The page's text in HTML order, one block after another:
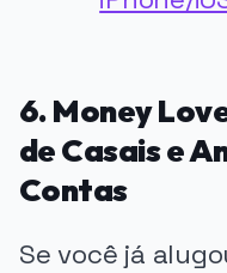
6. Money
de Casais e
Contas
Se você já